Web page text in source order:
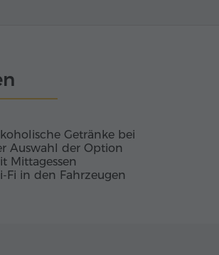
Getränke bei
Auswahl der Option
Mittagessen
Fi in den Fahrzeugen